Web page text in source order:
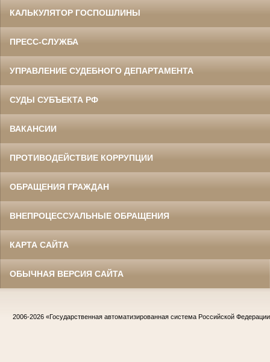
КАЛЬКУЛЯТОР ГОСПОШЛИНЫ
ПРЕСС-СЛУЖБА
УПРАВЛЕНИЕ СУДЕБНОГО ДЕПАРТАМЕНТА
СУДЫ СУБЪЕКТА РФ
ВАКАНСИИ
ПРОТИВОДЕЙСТВИЕ КОРРУПЦИИ
ОБРАЩЕНИЯ ГРАЖДАН
ВНЕПРОЦЕССУАЛЬНЫЕ ОБРАЩЕНИЯ
КАРТА САЙТА
ОБЫЧНАЯ ВЕРСИЯ САЙТА
2006-2026 «Государственная автоматизированная система Российской